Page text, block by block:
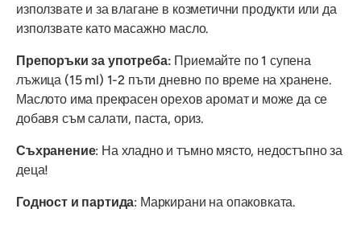
използвате и за влагане в козметични продукти или да
използвате като масажно масло.
Препоръки за употреба: Приемайте по 1 супена
лъжица (15 ml) 1-2 пъти дневно по време на хранене.
Маслото има прекрасен орехов аромат и може да се
добавя съм салати, паста, ориз.
Съхранение: На хладно и тъмно място, недостъпно за
деца!
Годност и партида: Маркирани на опаковката.